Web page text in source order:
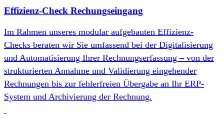
Effizienz-Check Rechungseingang
Im Rahmen unseres modular aufgebauten Effizienz-​
Checks beraten wir Sie umfassend bei der Digitalisierung
und Automatisierung Ihrer Rechnungserfassung – von der
strukturierten Annahme und Validierung eingehender
Rechnungen bis zur fehlerfreien Übergabe an Ihr ERP-​
System und Archivierung der Rechnung.